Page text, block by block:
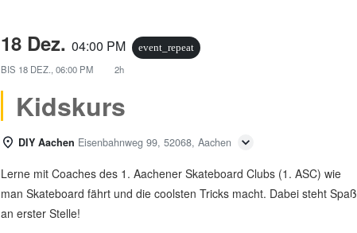
18 Dez. 04:00 PM event_repeat
BIS 18 DEZ., 06:00 PM 2h
Kidskurs
DIY Aachen Eisenbahnweg 99, 52068, Aachen
Lerne mit Coaches des 1. Aachener Skateboard Clubs (1. ASC) wie
man Skateboard fährt und die coolsten Tricks macht. Dabei steht Spaß
an erster Stelle!